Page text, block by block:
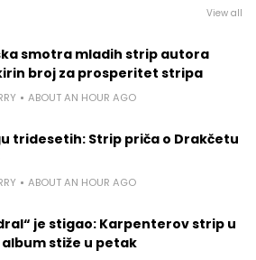
View all
smotra mladih strip autora
broj za prosperitet stripa
ABOUT AN HOUR AGO
tridesetih: Strip priča o Drakčetu
ABOUT AN HOUR AGO
je stigao: Karpenterov strip u
stiže u petak